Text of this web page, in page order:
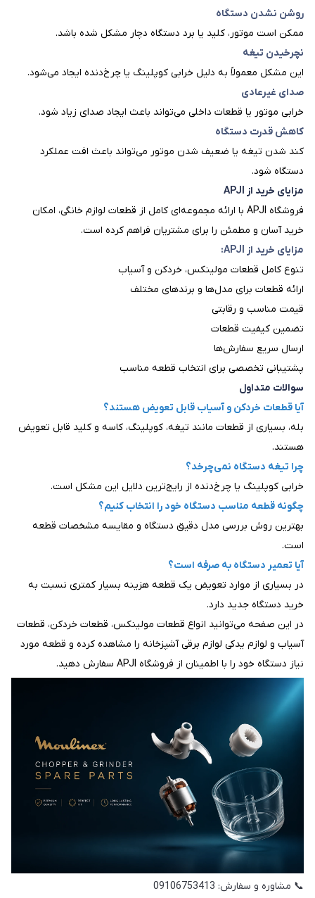
روشن نشدن دستگاه
ممکن است موتور، کلید یا برد دستگاه دچار مشکل شده باشد.
نچرخیدن تیغه
این مشکل معمولاً به دلیل خرابی کوپلینگ یا چرخ‌دنده ایجاد می‌شود.
صدای غیرعادی
خرابی موتور یا قطعات داخلی می‌تواند باعث ایجاد صدای زیاد شود.
کاهش قدرت دستگاه
کند شدن تیغه یا ضعیف شدن موتور می‌تواند باعث افت عملکرد
دستگاه شود.
مزایای خرید از APJI
فروشگاه APJI با ارائه مجموعه‌ای کامل از قطعات لوازم خانگی، امکان
خرید آسان و مطمئن را برای مشتریان فراهم کرده است.
مزایای خرید از APJI:
تنوع کامل قطعات مولینکس، خردکن و آسیاب
ارائه قطعات برای مدل‌ها و برندهای مختلف
قیمت مناسب و رقابتی
تضمین کیفیت قطعات
ارسال سریع سفارش‌ها
پشتیبانی تخصصی برای انتخاب قطعه مناسب
سوالات متداول
آیا قطعات خردکن و آسیاب قابل تعویض هستند؟
بله، بسیاری از قطعات مانند تیغه، کوپلینگ، کاسه و کلید قابل تعویض
هستند.
چرا تیغه دستگاه نمی‌چرخد؟
خرابی کوپلینگ یا چرخ‌دنده از رایج‌ترین دلایل این مشکل است.
چگونه قطعه مناسب دستگاه خود را انتخاب کنیم؟
بهترین روش بررسی مدل دقیق دستگاه و مقایسه مشخصات قطعه
است.
آیا تعمیر دستگاه به صرفه است؟
در بسیاری از موارد تعویض یک قطعه هزینه بسیار کمتری نسبت به
خرید دستگاه جدید دارد.
در این صفحه می‌توانید انواع قطعات مولینکس، قطعات خردکن، قطعات
آسیاب و لوازم یدکی لوازم برقی آشپزخانه را مشاهده کرده و قطعه مورد
نیاز دستگاه خود را با اطمینان از فروشگاه APJI سفارش دهید.
📞 مشاوره و سفارش: 09106753413